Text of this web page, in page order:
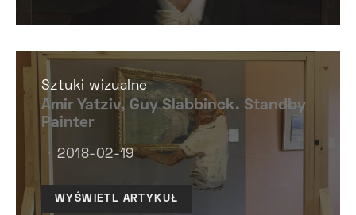
Sztuki wizualne
Amir Yatziv, Guy Slabbinck. Standby
Painter
2018-02-19
WYŚWIETL ARTYKUŁ